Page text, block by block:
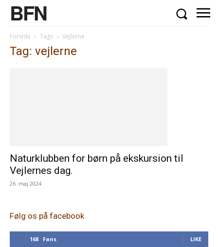
BFN
Forside Tags Vejlerne
Tag: vejlerne
Naturklubben for børn på ekskursion til
Vejlernes dag.
26. maj 2024
Følg os på facebook
168 Fans LIKE